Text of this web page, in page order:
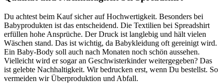
Du achtest beim Kauf sicher auf Hochwertigkeit. Besonders bei
Babyprodukten ist das entscheidend. Die Textilien bei Spreadshirt
erfüllen hohe Ansprüche. Der Druck ist langlebig und hält vielen
Wäschen stand. Das ist wichtig, da Babykleidung oft gereinigt wird.
Ein Baby-Body soll auch nach Monaten noch schön aussehen.
Vielleicht wird er sogar an Geschwisterkinder weitergegeben? Das
ist gelebte Nachhaltigkeit. Wir bedrucken erst, wenn Du bestellst. So
vermeiden wir Überproduktion und Abfall.